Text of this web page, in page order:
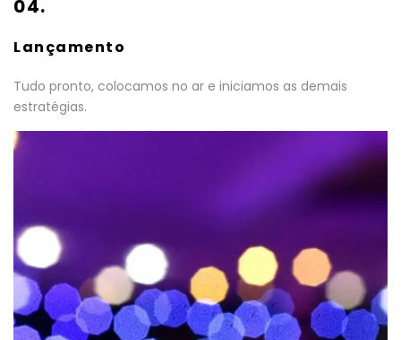
04.
Lançamento
Tudo pronto, colocamos no ar e iniciamos as demais
estratégias.